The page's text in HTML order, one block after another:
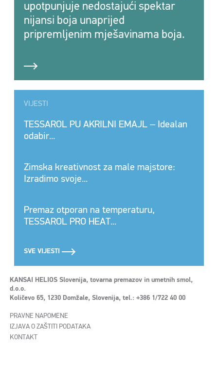
upotpunjuje nedostajući spektar
nijansi boja unaprijed
pripremljenim mješavinama boja.
VIJESTI
TESSAROL PU AKRILNI EMAJL ‒ Idealan
odabir...
Zimska kreativnost za male majstore:
Izradimo svoje...
Premaz otporan na temperaturu,
TESSAROL PRO HEAT...
SVE VIJESTI
KANSAI HELIOS Slovenija, tovarna premazov in umetnih smol,
d.o.o.
Količevo 65, 1230 Domžale, Slovenija, tel.: +386 1/722 40 00
PRAVNE NAPOMENE
IZJAVA O ZAŠTITI PODATAKA
KONTAKT